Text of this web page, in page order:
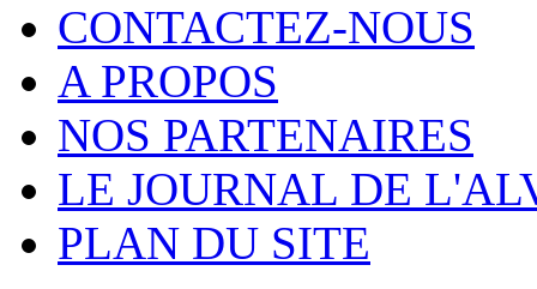
CONTACTEZ-NOUS
A PROPOS
NOS PARTENAIRES
LE JOURNAL DE
PLAN DU SITE